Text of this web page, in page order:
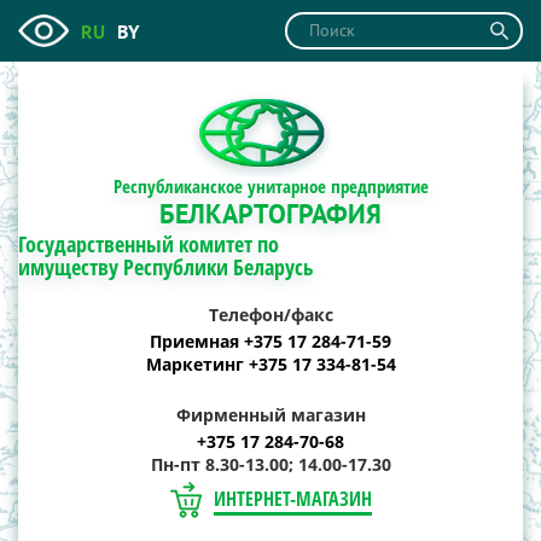
RU BY
Республиканское унитарное предприятие
БЕЛКАРТОГРАФИЯ
Государственный комитет по
имуществу Республики Беларусь
Телефон/факс
Приемная +375 17 284-71-59
Маркетинг +375 17 334-81-54
Фирменный магазин
+375 17 284-70-68
Пн-пт 8.30-13.00; 14.00-17.30
ИНТЕРНЕТ-МАГАЗИН